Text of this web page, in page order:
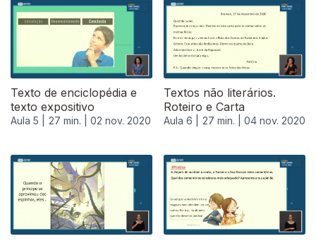
Texto de enciclopédia e
texto expositivo
Aula 5 | 27 min. | 02 nov. 2020
Textos não literários.
Roteiro e Carta
Aula 6 | 27 min. | 04 nov. 2020